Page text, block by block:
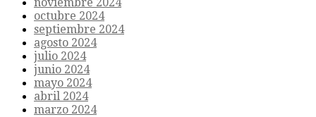
octubre 2024
septiembre 2024
agosto 2024
julio 2024
junio 2024
mayo 2024
abril 2024
marzo 2024